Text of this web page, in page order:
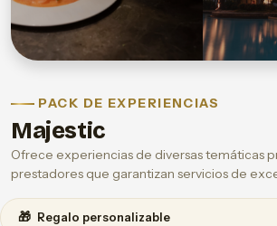
PACK DE EXPERIENCIAS
Majestic
Ofrece experiencias de diversas temáticas
prestadores que garantizan servicios de
🎁 Regalo personalizable